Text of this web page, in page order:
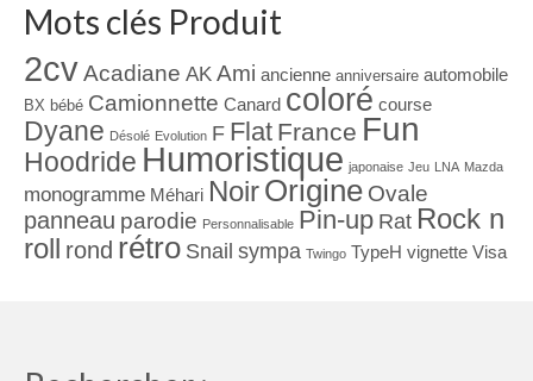
Mots clés Produit
2cvAcadiane AK Ami ancienne anniversaire automobile
BX bébé Camionnette Canard coloré course
Dyane Désolé Evolution F Flat France Fun
Hoodride Humoristique japonaise Jeu LNA Mazda
monogramme Méhari NoirOrigine Ovale
panneau parodie Personnalisable Pin-up Rat Rock n
roll rond rétro Snail sympa Twingo TypeH vignette Visa